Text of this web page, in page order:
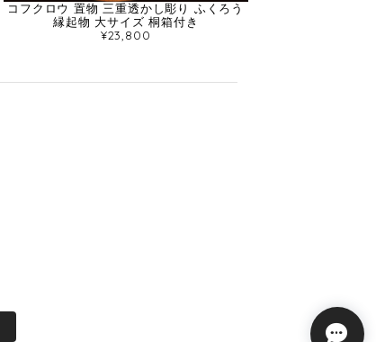
コフクロウ 置物 三重透かし彫り ふくろう
縁起物 大サイズ 桐箱付き
¥23,800